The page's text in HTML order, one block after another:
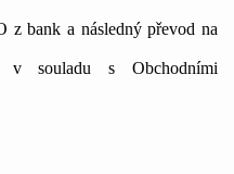
z bank a následný převod na
v souladu s Obchodními